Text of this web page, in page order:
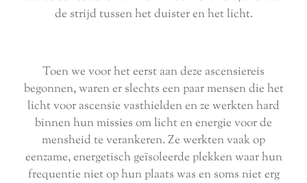
de strijd tussen het duister en het licht.
Toen we voor het eerst aan deze ascensiereis
begonnen, waren er slechts een paar mensen die het
licht voor ascensie vasthielden en ze werkten hard
binnen hun missies om licht en energie voor de
mensheid te verankeren. Ze werkten vaak op
eenzame, energetisch geïsoleerde plekken waar hun
frequentie niet op hun plaats was en soms niet erg